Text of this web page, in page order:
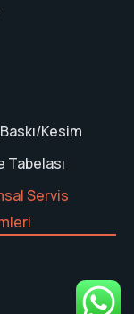
Kesim
Tabelası
Servis